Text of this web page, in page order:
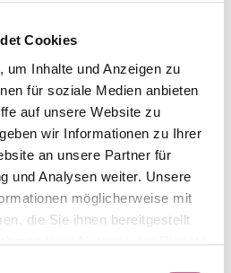
Cookies
um Inhalte und Anzeigen zu
für soziale Medien anbieten
auf unsere Website zu
wir Informationen zu Ihrer
an unsere Partner für
und Analysen weiter. Unsere
möglicherweise mit
die Sie ihnen bereitgestellt
Ihrer Nutzung der Dienste
1.50.5216.GG.585.017.0
Alternativ
Farbe
Gelbgold
Diamant
Ringweite